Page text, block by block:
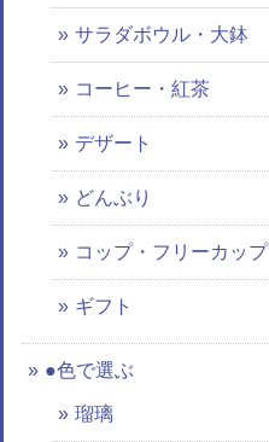
サラダボウル・大鉢
コーヒー・紅茶
デザート
どんぶり
コップ・フリーカップ
ギフト
●色で選ぶ
瑠璃